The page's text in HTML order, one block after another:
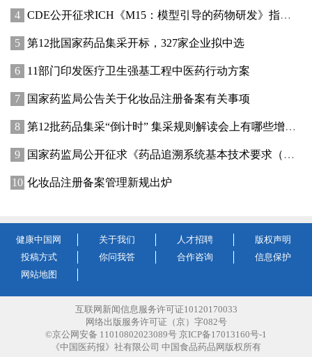
CDE公开征求ICH《M15：模型引导的药物研发》指导原则实施建议和中文翻译稿意见
第12批国家药品集采开标，327家企业拟中选
11部门印发医疗卫生强基工程中医药行动方案
国家药监局公告关于化妆品注册备案有关事项
第12批药品集采“倒计时” 集采规则解读会上有哪些增量信息？
国家药监局公开征求《药品追溯系统基本技术要求（修订征求意见稿）》意见
化妆品注册备案管理新规出炉
健康中国网 关于我们 人才招聘
版权声明
投稿方式
你问我答 合作咨询
信息保护
网站地图
互联网新闻信息服务许可证10120170033
网络出版服务许可证（京）字082号
©京公网安备 11010802023089号 京ICP备17013160号-1
《中国医药报》社有限公司 中国食品药品网版权所有